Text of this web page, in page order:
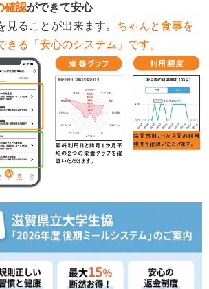
確認ができて安心
見ることが出来ます。 ちゃんと食事を
きる「安心のシステム」です。